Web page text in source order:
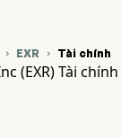
 EXR  Tài chính
(EXR) Tài chính